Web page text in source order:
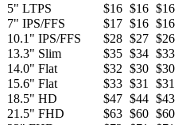
5" LTPS
$16 $16 $16
7" IPS/FFS
$17 $16 $16
10.1" IPS/FFS
$28 $27 $26
13.3" Slim
$35 $34 $33
14.0" Flat
$32 $30 $30
15.6" Flat
$33 $31
$31
18.5" HD
$47 $44 $43
21.5" FHD
$63 $60 $60